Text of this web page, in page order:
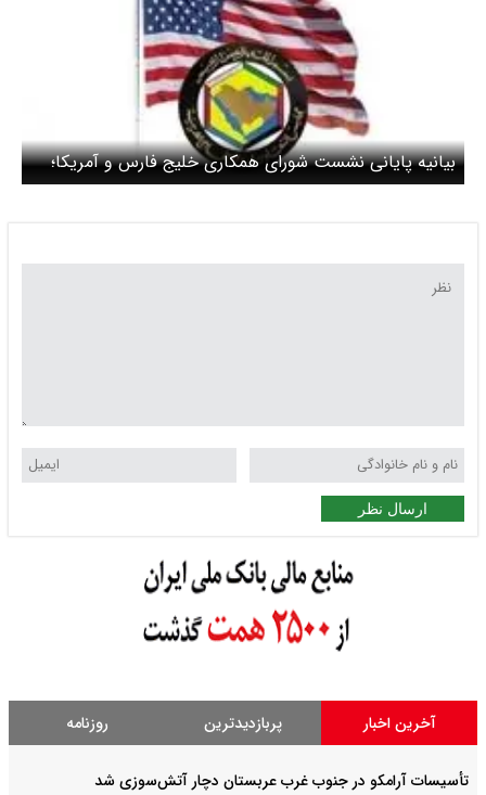
بیانیه پایانی نشست شورای همکاری خلیج فارس و آمریکا؛
حمایت از مذاکرات تهران-واشنگتن
ارسال نظر
آخرین اخبار پربازدیدترین روزنامه
تأسیسات آرامکو در جنوب غرب عربستان دچار آتش‌سوزی شد